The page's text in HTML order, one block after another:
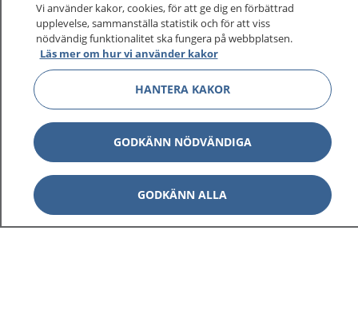
1177–tryggt om din hälsa och vård
På 1177.se får du råd om hälsa och information om
sjukdomar och vilka mottagningar du kan kontakta.
Logga in för att läsa din journal och göra dina
vårdärenden. Ring telefonnummer 1177 för
sjukvårdsrådgivning dygnet runt.
1177 ger dig råd när du vill må bättre.
Vi använder kakor, cookies, för att ge dig en förbättrad
upplevelse, sammanställa statistik och för att viss
nödvändig funktionalitet ska fungera på webbplatsen.
Läs mer om hur vi använder kakor
HANTERA KAKOR
GODKÄNN NÖDVÄNDIGA
GODKÄNN ALLA